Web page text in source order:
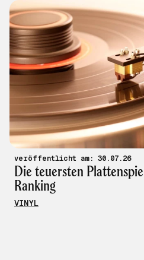
veröffentlicht am: 30.07.26
Die teuersten
Ranking
VINYL